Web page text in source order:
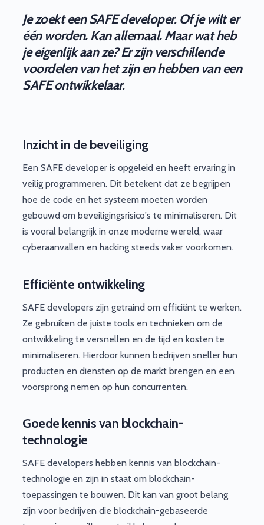
Je zoekt een SAFE developer. Of je wilt er
één worden. Kan allemaal. Maar wat heb
je eigenlijk aan ze? Er zijn verschillende
voordelen van het zijn en hebben van een
SAFE ontwikkelaar.
Inzicht in de beveiliging
Een SAFE developer is opgeleid en heeft ervaring in
veilig programmeren. Dit betekent dat ze begrijpen
hoe de code en het systeem moeten worden
gebouwd om beveiligingsrisico's te minimaliseren. Dit
is vooral belangrijk in onze moderne wereld, waar
cyberaanvallen en hacking steeds vaker voorkomen.
Efficiënte ontwikkeling
SAFE developers zijn getraind om efficiënt te werken.
Ze gebruiken de juiste tools en technieken om de
ontwikkeling te versnellen en de tijd en kosten te
minimaliseren. Hierdoor kunnen bedrijven sneller hun
producten en diensten op de markt brengen en een
voorsprong nemen op hun concurrenten.
Goede kennis van blockchain-
technologie
SAFE developers hebben kennis van blockchain-
technologie en zijn in staat om blockchain-
toepassingen te bouwen. Dit kan van groot belang
zijn voor bedrijven die blockchain-gebaseerde